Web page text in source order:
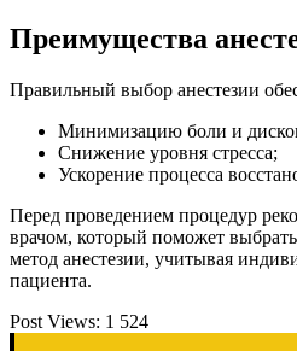
Преимущества
Правильный выбор анестезии
Минимизацию боли и
Снижение уровня стресса;
Ускорение процесса
Перед проведением процедур
врачом, который поможет
метод анестезии, учитывая
пациента.
Post Views: 1 524